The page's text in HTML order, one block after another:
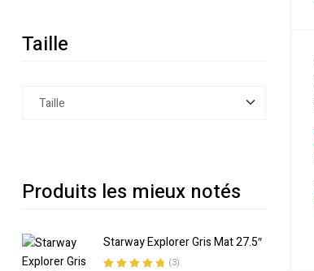
Taille
Produits les mieux notés
Starway Explorer Gris Mat 27.5″
(3)